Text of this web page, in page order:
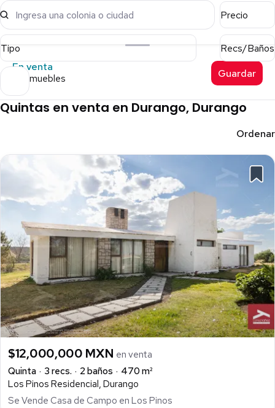
Ingresa una colonia o ciudad Precio
Tipo
Recs/Baños
En venta
16 inmuebles Guardar
Quintas en venta en Durango, Durango
Ordenar
$12,000,000 MXN en venta
Quinta
3 recs. 2 baños
470 m²
Los Pinos Residencial, Durango
Se Vende Casa de Campo en Los Pinos